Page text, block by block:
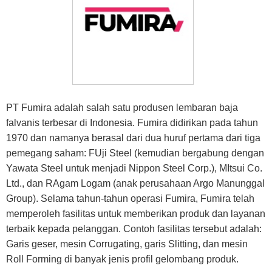
PT Fumira adalah salah satu produsen lembaran baja
falvanis terbesar di Indonesia. Fumira didirikan pada tahun
1970 dan namanya berasal dari dua huruf pertama dari tiga
pemegang saham: FUji Steel (kemudian bergabung dengan
Yawata Steel untuk menjadi Nippon Steel Corp.), MItsui Co.
Ltd., dan RAgam Logam (anak perusahaan Argo Manunggal
Group). Selama tahun-tahun operasi Fumira, Fumira telah
memperoleh fasilitas untuk memberikan produk dan layanan
terbaik kepada pelanggan. Contoh fasilitas tersebut adalah:
Garis geser, mesin Corrugating, garis Slitting, dan mesin
Roll Forming di banyak jenis profil gelombang produk.